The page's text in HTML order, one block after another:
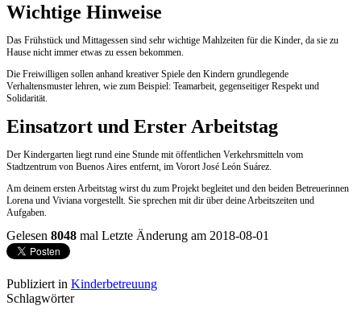
Wichtige Hinweise
Das Frühstück und Mittagessen sind sehr wichtige Mahlzeiten für die Kinder, da sie zu
Hause nicht immer etwas zu essen bekommen.
Die Freiwilligen sollen anhand kreativer Spiele den Kindern grundlegende
Verhaltensmuster lehren, wie zum Beispiel: Teamarbeit, gegenseitiger Respekt und
Solidarität.
Einsatzort und Erster Arbeitstag
Der Kindergarten liegt rund eine Stunde mit öffentlichen Verkehrsmitteln vom
Stadtzentrum von Buenos Aires entfernt, im Vorort José León Suárez.
Am deinem ersten Arbeitstag wirst du zum Projekt begleitet und den beiden Betreuerinnen
Lorena und Viviana vorgestellt. Sie sprechen mit dir über deine Arbeitszeiten und
Aufgaben.
Gelesen 8048 mal Letzte Änderung am 2018-08-01
Publiziert in Kinderbetreuung
Schlagwörter